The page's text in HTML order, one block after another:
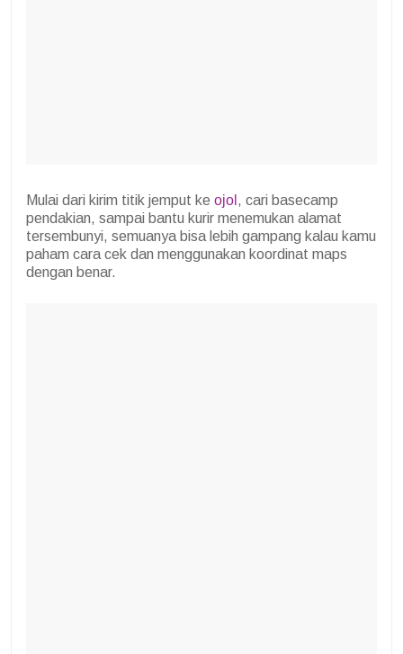
Mulai dari kirim titik jemput ke ojol , cari basecamp
pendakian, sampai bantu kurir menemukan alamat
tersembunyi, semuanya bisa lebih gampang kalau kamu
paham cara cek dan menggunakan koordinat maps
dengan benar.